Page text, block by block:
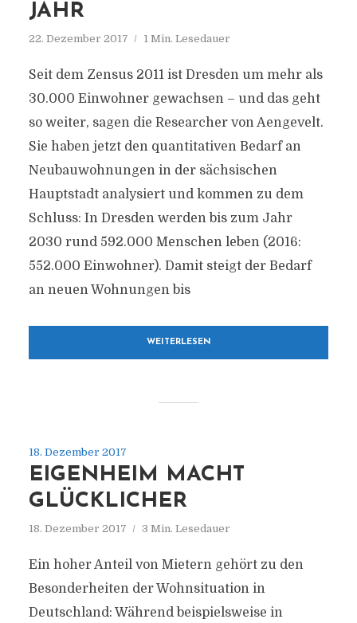
JAHR
22. Dezember 2017 1 Min. Lesedauer
Seit dem Zensus 2011 ist Dresden um mehr als
30.000 Einwohner gewachsen – und das geht
so weiter, sagen die Researcher von Aengevelt.
Sie haben jetzt den quantitativen Bedarf an
Neubauwohnungen in der sächsischen
Hauptstadt analysiert und kommen zu dem
Schluss: In Dresden werden bis zum Jahr
2030 rund 592.000 Menschen leben (2016:
552.000 Einwohner). Damit steigt der Bedarf
an neuen Wohnungen bis
WEITERLESEN
18. Dezember 2017
EIGENHEIM MACHT
GLÜCKLICHER
18. Dezember 2017 3 Min. Lesedauer
Ein hoher Anteil von Mietern gehört zu den
Besonderheiten der Wohnsituation in
Deutschland: Während beispielsweise in